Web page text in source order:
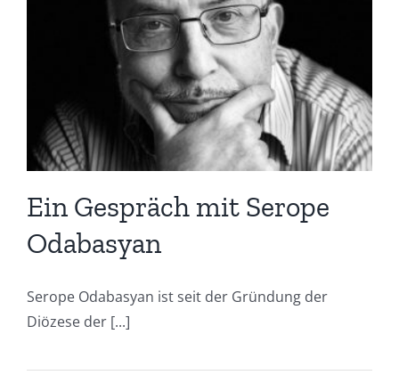
Ein Gespräch mit Serope
Odabasyan
Serope Odabasyan ist seit der Gründung der
Diözese der [...]